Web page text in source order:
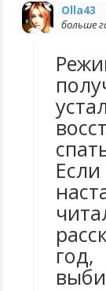
Olla43
больше